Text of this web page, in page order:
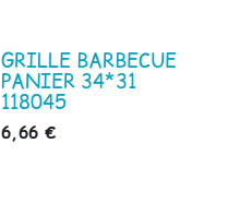
GRILLE BARBECUE
PANIER 34*31
118045
6,66€